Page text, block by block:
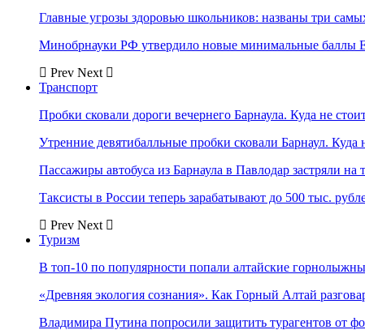
Главные угрозы здоровью школьников: названы три
Минобрнауки РФ утвердило новые минимальные баллы
Prev Next
Транспорт
Пробки сковали дороги вечернего Барнаула. Куда не
Утренние девятибалльные пробки сковали Барнаул. Куда
Пассажиры автобуса из Барнаула в Павлодар застряли на
Таксисты в России теперь зарабатывают до 500 тыс.
Prev Next
Туризм
В топ-10 по популярности попали алтайские
«Древняя экология сознания». Как Горный Алтай
Владимира Путина попросили защитить турагентов от